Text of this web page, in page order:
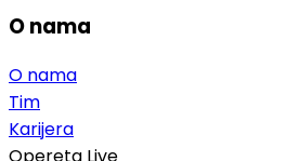
O nama
O nama
Tim
Karijera